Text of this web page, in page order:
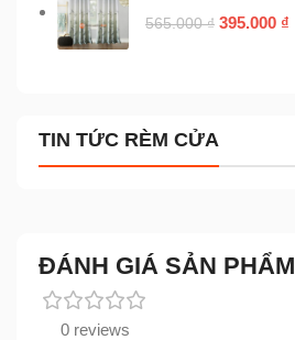
565.000₫ 395.000 ₫
TIN TỨC RÈM CỬA
ĐÁNH GIÁ SẢN PHẨM
0 reviews